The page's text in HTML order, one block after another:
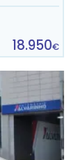
18.950€